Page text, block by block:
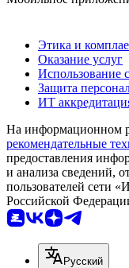
Этика и
Оказание услуг
Использование
Защита
ИТ
На информационном
рекомендательные
предоставления
и анализа сведений,
пользователей сети
Российской
Русский